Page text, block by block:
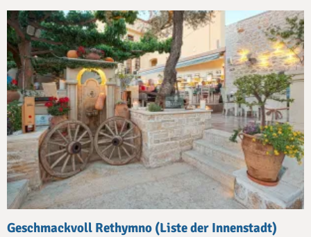
Geschmackvoll Rethymno (Liste der Innenstadt)